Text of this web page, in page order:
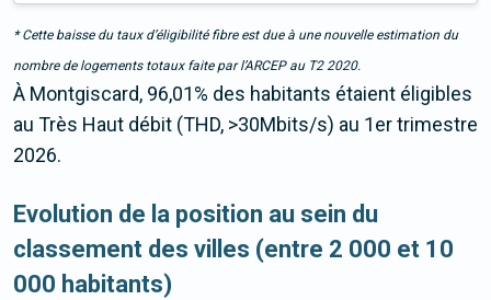
* Cette baisse du taux d’éligibilité fibre est due à une nouvelle estimation du
nombre de logements totaux faite par l’ARCEP au T2 2020.
À Montgiscard, 96,01% des habitants étaient éligibles
au Très Haut débit (THD, >30Mbits/s) au 1er trimestre
2026.
Evolution de la position au sein du
classement des villes (entre 2 000 et 10
000 habitants)